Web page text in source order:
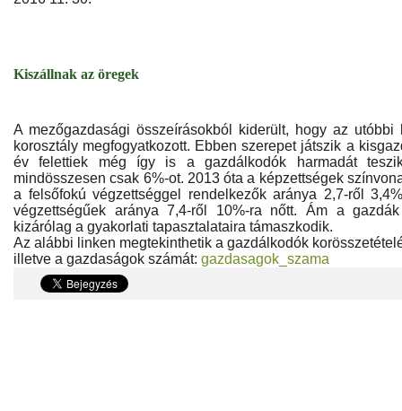
Kiszállnak az öregek
A mezőgazdasági összeírásokból kiderült, hogy az
korosztály megfogyatkozott. Ebben szerepet játszik a
év felettiek még így is a gazdálkodók harmadát
mindösszesen csak 6%-ot. 2013 óta a képzettségek
a felsőfokú végzettséggel rendelkezők aránya 2,7-ről
végzettségűek aránya 7,4-ről 10%-ra nőtt. Ám a
kizárólag a gyakorlati tapasztalataira támaszkodik.
Az alábbi linken megtekinthetik a gazdálkodók
illetve a gazdaságok számát: gazdasagok_szama